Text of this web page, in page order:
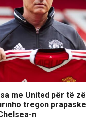
me United për të
tregon
n